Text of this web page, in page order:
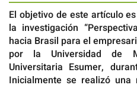
El objetivo de este artículo
la investigación
hacia Brasil para el
por la Universidad de
Universitaria Esumer,
Inicialmente se realizó una